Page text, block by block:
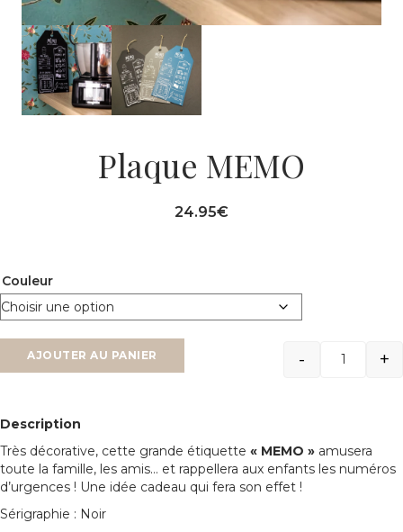
Plaque MEMO
24.95€
Couleur
- +
AJOUTER AU PANIER
Description
Très décorative, cette grande étiquette « MEMO » amusera
toute la famille, les amis… et rappellera aux enfants les numéros
d’urgences ! Une idée cadeau qui fera son effet !
Sérigraphie : Noir